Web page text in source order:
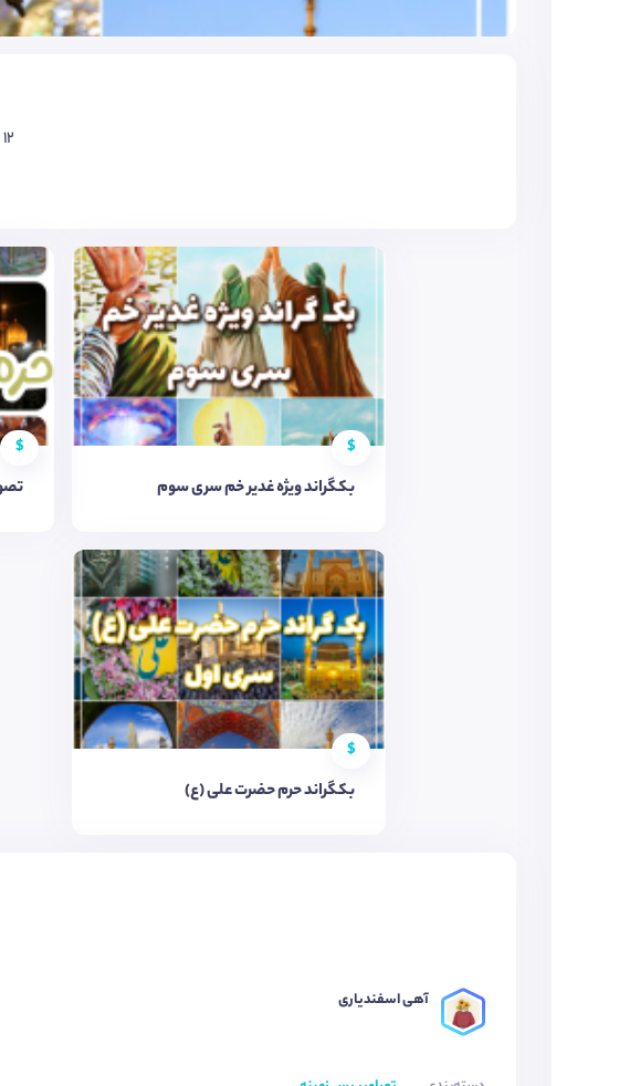
۱۲ عدد عکس خام حرم حضرت علی (ع)
$
بکگراند ویژه غدیر خم سری سوم
$
$
بکگراند حرم حضرت علی (ع)
آهی اسفندیاری